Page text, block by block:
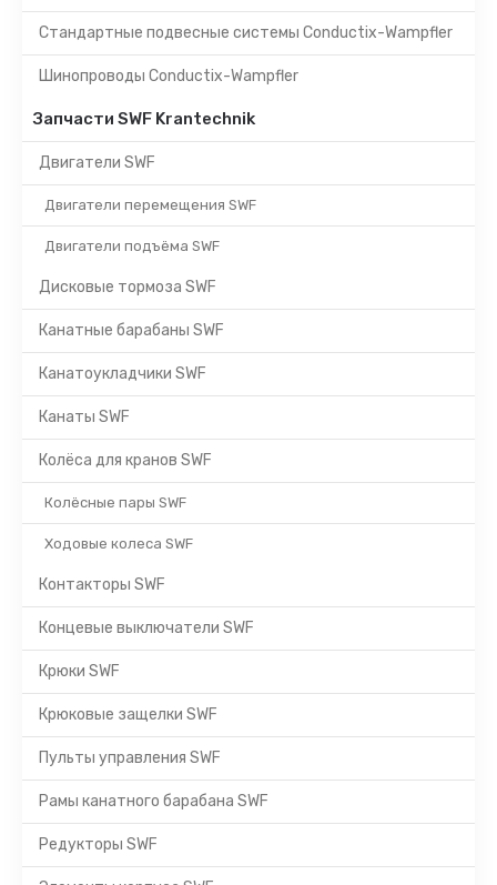
Стандартные подвесные системы Conductix-Wampfler
Шинопроводы Conductix-Wampfler
Запчасти SWF Krantechnik
Двигатели SWF
Двигатели перемещения SWF
Двигатели подъёма SWF
Дисковые тормоза SWF
Канатные барабаны SWF
Канатоукладчики SWF
Канаты SWF
Колёса для кранов SWF
Колёсные пары SWF
Ходовые колеса SWF
Контакторы SWF
Концевые выключатели SWF
Крюки SWF
Крюковые защелки SWF
Пульты управления SWF
Рамы канатного барабана SWF
Редукторы SWF